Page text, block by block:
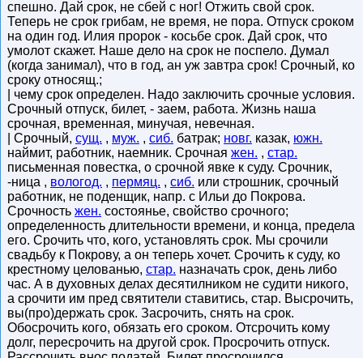
спешно. Дай срок, не сбей с ног! Отжить свой срок.
Теперь не срок грибам, не время, не пора. Отпуск сроком
на один год. Илия пророк - косьбе срок. Дай срок, что
умолот скажет. Наше дело на срок не поспело. Думал
(когда занимал), что в год, ан уж завтра срок! Срочный, ко
сроку относящ.;
| чему срок определен. Надо заключить срочные условия.
Срочный отпуск, билет, - заем, работа. Жизнь наша
срочная, временная, минучая, невечная.
| Срочный, сущ. , муж. , сиб. батрак; новг. казак, южн.
наймит, работник, наемник. Срочная жен. , стар.
письменная повестка, о срочной явке к суду. Срочник,
-ница , вологод. , пермяц. , сиб. или строшник, срочный
работник, не поденщик, напр. с Ильи до Покрова.
Срочность жен. состоянье, свойство срочного;
определенность длительности времени, и конца, предела
его. Срочить что, кого, установлять срок. Мы срочили
свадьбу к Покрову, а он теперь хочет. Срочить к суду, ко
крестному целованью, стар. назначать срок, день либо
час. А в духовных делах десятилником не судити никого,
а срочити им пред святители ставитись, стар. Высрочить,
вы(про)держать срок. Засрочить, снять на срок.
Обосрочить кого, обязать его сроком. Отсрочить кому
долг, пересрочить на другой срок. Просрочить отпуск.